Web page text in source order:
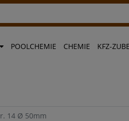
POOLCHEMIE CHEMIE KFZ-
14 Ø 50mm